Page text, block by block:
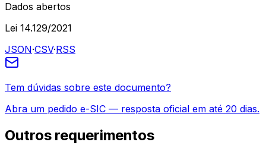
Dados abertos
Lei 14.129/2021
JSON·CSV·RSS
Tem dúvidas sobre este documento?
Abra um pedido e-SIC — resposta oficial em até 20 dias.
Outros requerimentos